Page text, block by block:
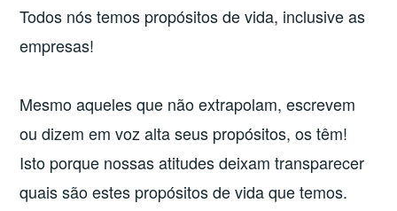
Todos nós temos propósitos de vida, inclusive as
empresas!
Mesmo aqueles que não extrapolam, escrevem
ou dizem em voz alta seus propósitos, os têm!
Isto porque nossas atitudes deixam transparecer
quais são estes propósitos de vida que temos.